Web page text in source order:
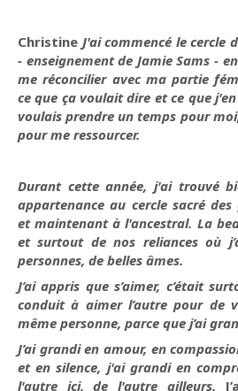
Christine J'ai commencé le cercle
- enseignement de Jamie Sams -
me réconcilier avec ma partie
ce que ça voulait dire et ce que
voulais prendre un temps pour
pour me ressourcer.
Durant cette année, j'ai trouvé
appartenance au cercle sacré
et maintenant à l'ancestral. La
et surtout de nos reliances où
personnes, de belles âmes.
J’ai appris que s’aimer, c’était
conduit à aimer l’autre pour de
même personne, parce que j’ai
J’ai grandi en amour, en
et en silence, j'ai grandi en
l'autre ici, de l'autre ailleurs.